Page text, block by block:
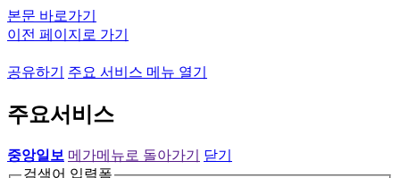
본문 바로가기
이전 페이지로 가기
공유하기 주요 서비스 메뉴 열기
주요서비스
중앙일보 메가메뉴로 돌아가기
닫기
검색어 입력폼